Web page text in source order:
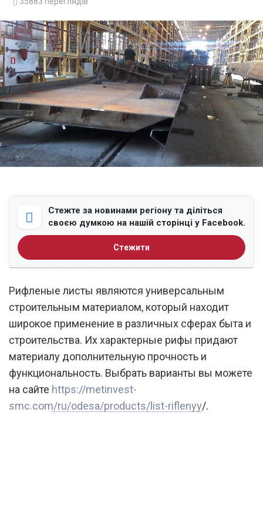
Стежте за новинами регіону та діліться
своєю думкою на нашій сторінці у Facebook.
Стежити
Рифленые листы являются универсальным
строительным материалом, который находит
широкое применение в различных сферах быта и
строительства. Их характерные рифы придают
материалу дополнительную прочность и
функциональность. Выбрать варианты вы можете
на сайте https://metinvest-
smc.com/ru/odesa/products/list-riflenyy/.